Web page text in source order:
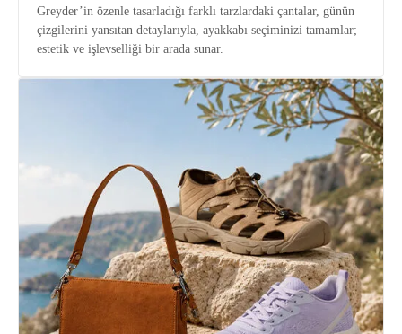
Greyder’in özenle tasarladığı farklı tarzlardaki çantalar, günün
çizgilerini yansıtan detaylarıyla, ayakkabı seçiminizi tamamlar;
estetik ve işlevselliği bir arada sunar.